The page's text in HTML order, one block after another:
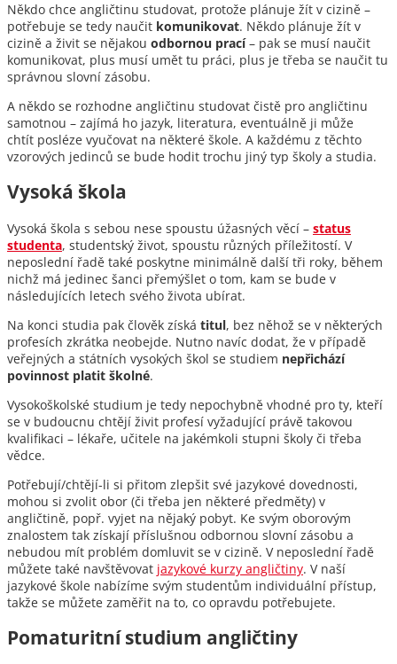
Někdo chce angličtinu studovat, protože plánuje žít v cizině –
potřebuje se tedy naučit komunikovat. Někdo plánuje žít v
cizině a živit se nějakou odbornou prací– pak se musí naučit
komunikovat, plus musí umět tu práci, plus je třeba se naučit tu
správnou slovní zásobu.
A někdo se rozhodne angličtinu studovat čistě pro angličtinu
samotnou – zajímá ho jazyk, literatura, eventuálně ji může
chtít posléze vyučovat na některé škole. A každému z těchto
vzorových jedinců se bude hodit trochu jiný typ školy a studia.
Vysoká škola
Vysoká škola s sebou nese spoustu úžasných věcí – status
studenta, studentský život, spoustu různých příležitostí. V
neposlední řadě také poskytne minimálně další tři roky, během
nichž má jedinec šanci přemýšlet o tom, kam se bude v
následujících letech svého života ubírat.
Na konci studia pak člověk získá titul, bez něhož se v některých
profesích zkrátka neobejde. Nutno navíc dodat, že v případě
veřejných a státních vysokých škol se studiem nepřichází
povinnost platit školné.
Vysokoškolské studium je tedy nepochybně vhodné pro ty, kteří
se v budoucnu chtějí živit profesí vyžadující právě takovou
kvalifikaci – lékaře, učitele na jakémkoli stupni školy či třeba
vědce.
Potřebují/chtějí-li si přitom zlepšit své jazykové dovednosti,
mohou si zvolit obor (či třeba jen některé předměty) v
angličtině, popř. vyjet na nějaký pobyt. Ke svým oborovým
znalostem tak získají příslušnou odbornou slovní zásobu a
nebudou mít problém domluvit se v cizině. V neposlední řadě
můžete také navštěvovat jazykové kurzy angličtiny. V naší
jazykové škole nabízíme svým studentům individuální přístup,
takže se můžete zaměřit na to, co opravdu potřebujete.
Pomaturitní studium angličtiny